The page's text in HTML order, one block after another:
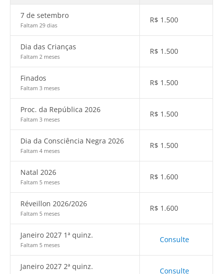
7 de setembro
Faltam 29 dias
R$ 1.500
Dia das Crianças
Faltam 2 meses
R$ 1.500
Finados
Faltam 3 meses
R$ 1.500
Proc. da República 2026
Faltam 3 meses
R$ 1.500
Dia da Consciência Negra 2026
Faltam 4 meses
R$ 1.500
Natal 2026
Faltam 5 meses
R$ 1.600
Réveillon 2026/2026
Faltam 5 meses
R$ 1.600
Janeiro 2027 1ª quinz.
Faltam 5 meses
Consulte
Janeiro 2027 2ª quinz. Consulte